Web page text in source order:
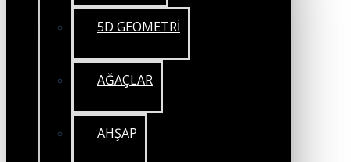
5D GEOMETRİ
AĞAÇLAR
AHŞAP